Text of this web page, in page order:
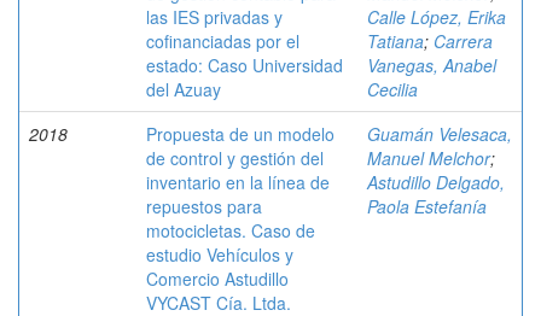
las IES privadas y
cofinanciadas por el
estado: Caso Universidad
del Azuay
Calle López, Erika
Tatiana; Carrera
Vanegas, Anabel
Cecilia
2018
Propuesta de un modelo
de control y gestión del
inventario en la línea de
repuestos para
motocicletas. Caso de
estudio Vehículos y
Comercio Astudillo
VYCAST Cía. Ltda.
Guamán Velesaca,
Manuel Melchor;
Astudillo Delgado,
Paola Estefanía